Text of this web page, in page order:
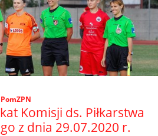
PomZPN
Komisji ds. Piłkarstwa
z dnia 29.07.2020 r.